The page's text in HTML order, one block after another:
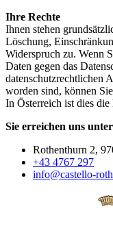
Ihre Rechte
Ihnen stehen
Löschung,
Widerspruch zu. Wenn
Daten gegen das
datenschutzrechtlichen
worden sind, können
In Österreich ist dies die
Sie erreichen uns
Rothenthurn 2,
+43 4767 297
info@castello-